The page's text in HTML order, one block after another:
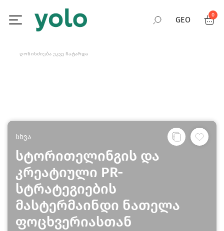
GEO
0
ᲦᲝᲜᲘᲡᲫᲘᲔᲑᲐ ᲣᲙᲕᲔ ᲩᲐᲢᲐᲠᲓᲐ
სხვა
სტორითელინგის და
კრეატიული PR-
სტრატეგიების
მასტერმაინდი ნათელა
ფოცხვერიასთან